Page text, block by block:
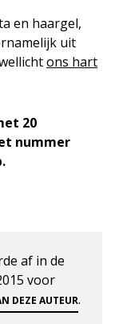
en haargel,
uit
ons hart
20
nummer
af in de
voor
DEZE AUTEUR.